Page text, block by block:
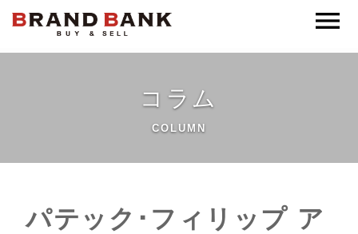
ブランドバンク公式
コラム
COLUMN
パテック･フィリップ ア